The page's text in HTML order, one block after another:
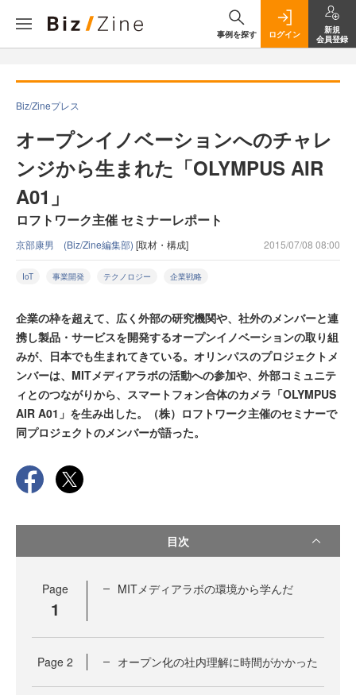
事例を探す ログイン
新規
会員登録
Biz/Zineプレス
オープンイノベーションへのチャレ
ンジから生まれた「OLYMPUS AIR
A01」
ロフトワーク主催 セミナーレポート
京部康男 (Biz/Zine編集部) [取材・構成] 2015/07/08 08:00
IoT 事業開発 テクノロジー 企業戦略
企業の枠を超えて、広く外部の研究機関や、社外のメンバーと連
携し製品・サービスを開発するオープンイノベーションの取り組
みが、日本でも生まれてきている。オリンパスのプロジェクトメ
ンバーは、MITメディアラボの活動への参加や、外部コミュニテ
ィとのつながりから、スマートフォン合体のカメラ「OLYMPUS
AIR A01」を生み出した。（株）ロフトワーク主催のセミナーで
同プロジェクトのメンバーが語った。
目次
Page
1
MITメディアラボの環境から学んだ
Page 2 オープン化の社内理解に時間がかかった